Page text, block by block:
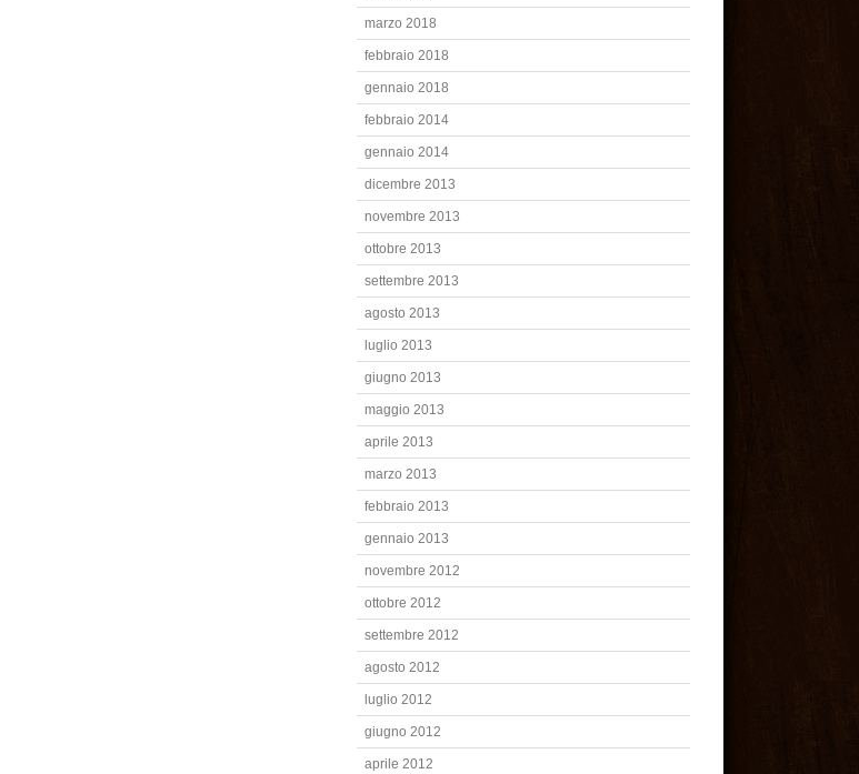
marzo 2018
febbraio 2018
gennaio 2018
febbraio 2014
gennaio 2014
dicembre 2013
novembre 2013
ottobre 2013
settembre 2013
agosto 2013
luglio 2013
giugno 2013
maggio 2013
aprile 2013
marzo 2013
febbraio 2013
gennaio 2013
novembre 2012
ottobre 2012
settembre 2012
agosto 2012
luglio 2012
giugno 2012
aprile 2012